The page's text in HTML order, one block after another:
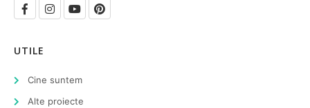
UTILE
Cine suntem
Alte proiecte